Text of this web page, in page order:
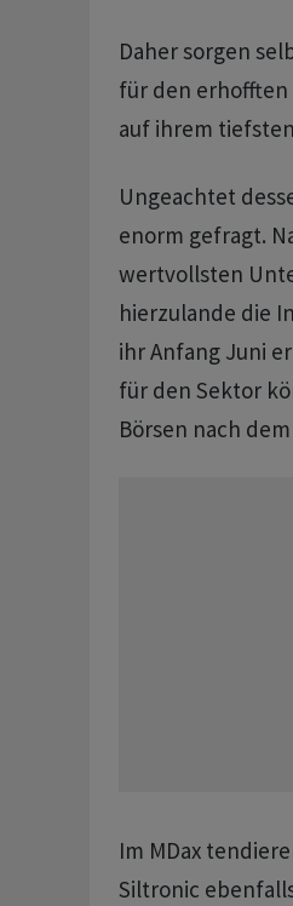
Daher sorgen
für den erhofften
auf ihrem
Ungeachtet
enorm gefragt.
wertvollsten
hierzulande die
ihr Anfang Juni
für den Sektor
Börsen nach
Im MDax
Siltronic